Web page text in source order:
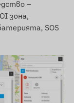
–
зона,
SOS